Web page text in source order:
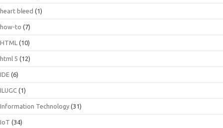
heart bleed (1)
how-to (7)
HTML (10)
html 5 (12)
IDE (6)
ILUGC (1)
Information Technology (31)
IoT (34)